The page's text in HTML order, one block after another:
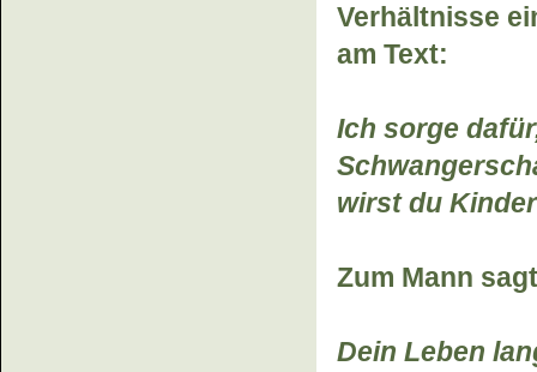
Verhältnisse
am Text:
Ich sorge
wirst du
Zum Mann
Dein Leben